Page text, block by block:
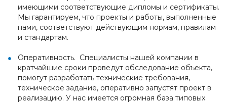
имеющими соответствующие дипломы и сертификаты.
Мы гарантируем, что проекты и работы, выполненные
нами, соответствуют действующим нормам, правилам
и стандартам.
Оперативность. Специалисты нашей компании в
кратчайшие сроки проведут обследование объекта,
помогут разработать технические требования,
техническое задание, оперативно запустят проект в
реализацию. У нас имеется огромная база типовых